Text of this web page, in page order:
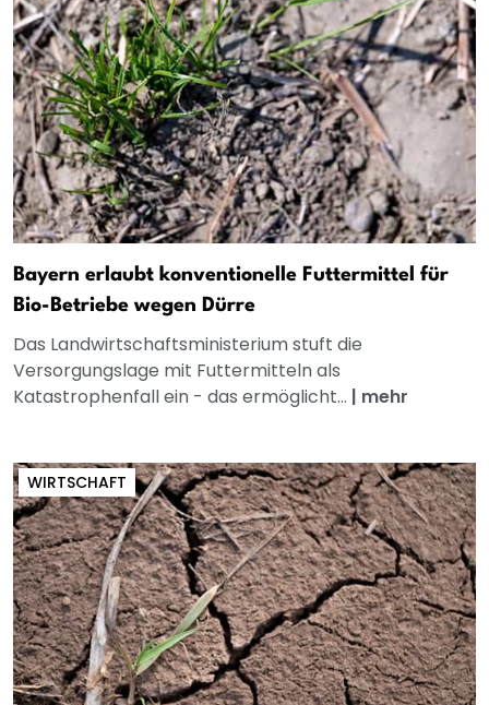
Bayern erlaubt konventionelle Futtermittel für
Bio-Betriebe wegen Dürre
Das Landwirtschaftsministerium stuft die
Versorgungslage mit Futtermitteln als
Katastrophenfall ein - das ermöglicht... | mehr
WIRTSCHAFT